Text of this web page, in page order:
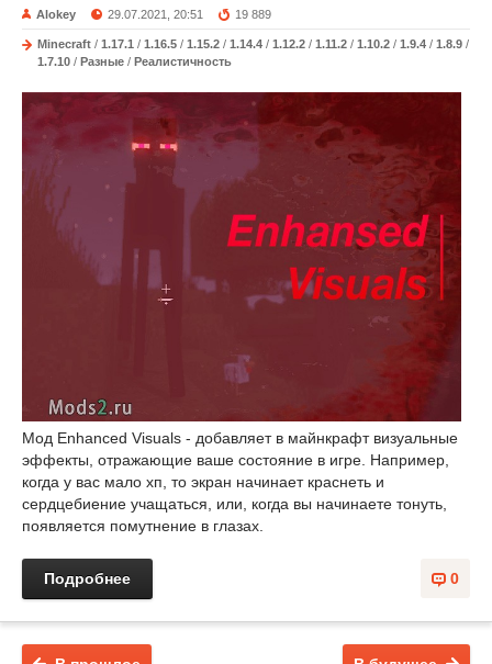
Alokey 29.07.2021, 20:51 19 889
Minecraft / 1.17.1 / 1.16.5 / 1.15.2 / 1.14.4 / 1.12.2 / 1.11.2 / 1.10.2 / 1.9.4 / 1.8.9 /
1.7.10 / Разные / Реалистичность
Мод Enhanced Visuals - добавляет в майнкрафт визуальные
эффекты, отражающие ваше состояние в игре. Например,
когда у вас мало хп, то экран начинает краснеть и
сердцебиение учащаться, или, когда вы начинаете тонуть,
появляется помутнение в глазах.
0
Подробнее